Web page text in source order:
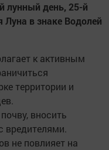
лунный день, 25-й
в знаке Водолей
к активным
территории и
вносить
вредителями.
не повлияет на